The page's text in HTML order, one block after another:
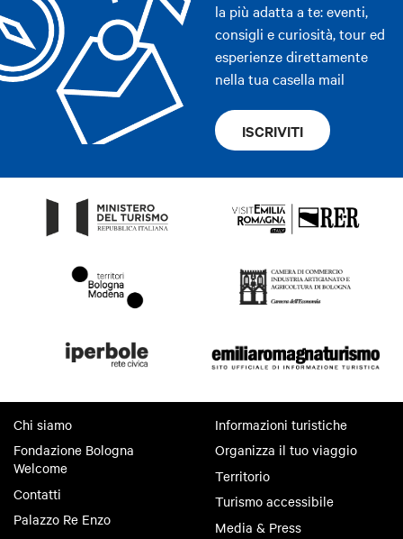
la più adatta a te: eventi,
consigli e curiosità, tour ed
esperienze direttamente
nella tua casella mail
ISCRIVITI
Chi siamo
Fondazione Bologna
Welcome
Contatti
Palazzo Re Enzo
Informazioni turistiche
Organizza il tuo viaggio
Territorio
Turismo accessibile
Media & Press